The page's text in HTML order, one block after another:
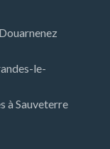
le-
à Sauveterre